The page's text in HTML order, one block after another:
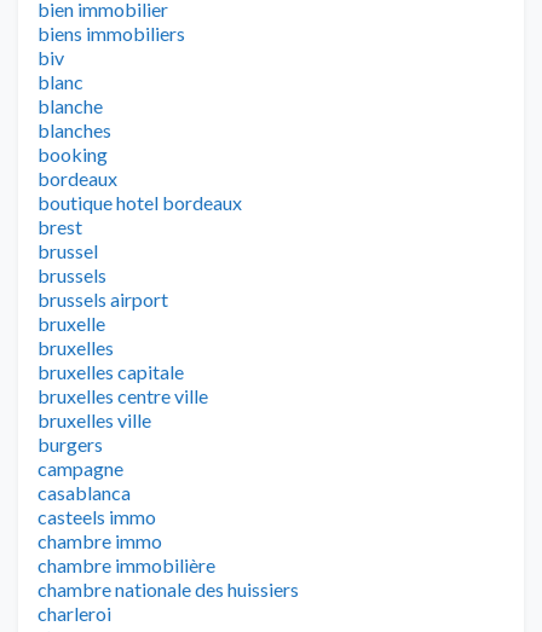
bien immobilier
biens immobiliers
biv
blanc
blanche
blanches
booking
bordeaux
boutique hotel bordeaux
brest
brussel
brussels
brussels airport
bruxelle
bruxelles
bruxelles capitale
bruxelles centre ville
bruxelles ville
burgers
campagne
casablanca
casteels immo
chambre immo
chambre immobilière
chambre nationale des huissiers
charleroi